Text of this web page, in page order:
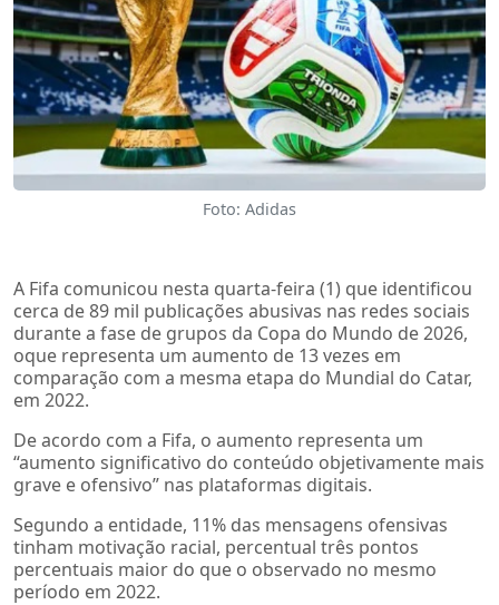
Foto: Adidas
A Fifa comunicou nesta quarta-feira (1) que identificou
cerca de 89 mil publicações abusivas nas redes sociais
durante a fase de grupos da Copa do Mundo de 2026,
oque representa um aumento de 13 vezes em
comparação com a mesma etapa do Mundial do Catar,
em 2022.
De acordo com a Fifa, o aumento representa um
“aumento significativo do conteúdo objetivamente mais
grave e ofensivo” nas plataformas digitais.
Segundo a entidade, 11% das mensagens ofensivas
tinham motivação racial, percentual três pontos
percentuais maior do que o observado no mesmo
período em 2022.